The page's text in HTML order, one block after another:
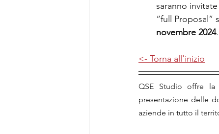
saranno
“full Proposal”
novembre 2024.
<- Torna all'inizio
QSE Studio offre la
presentazione delle
aziende in tutto il